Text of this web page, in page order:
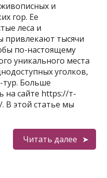
и
гор. Ее
леса и
тысячи
по-настоящему
уникального места
уголков,
тур. Больше
на сайте https://т-
этой статье мы
Читать далее